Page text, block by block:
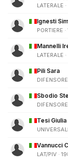
LATERALE
Ignesti
PORTIERE
Mannelli
LATERALE
Pili Sara
Sbodio
Tesi Giulia
Vannucci
LAT/PIV ·